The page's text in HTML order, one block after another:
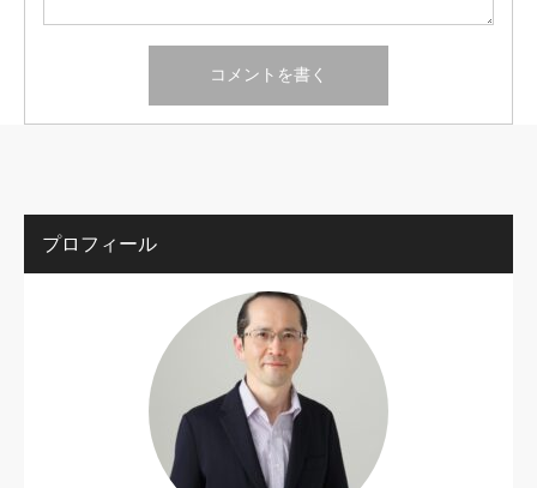
プロフィール